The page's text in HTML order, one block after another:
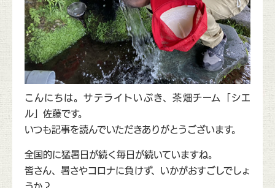
こんにちは。サテライトいぶき、茶畑チーム「シエ
ル」佐藤です。
いつも記事を読んでいただきありがとうございます。
全国的に猛暑日が続く毎日が続いていますね。
皆さん、暑さやコロナに負けず、いかがおすごしでしょ